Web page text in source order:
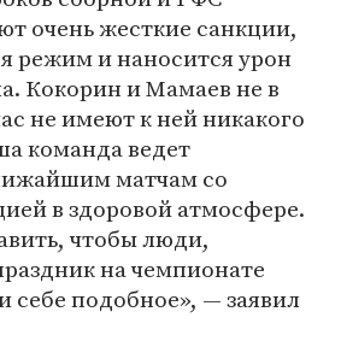
очень жесткие санкции,
режим и наносится урон
Кокорин и Мамаев не в
не имеют к ней никакого
команда ведет
матчам со
в здоровой атмосфере.
чтобы люди,
на чемпионате
себе подобное», — заявил